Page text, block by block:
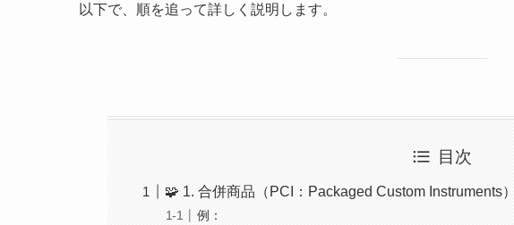
以下で、順を追って詳しく説明します。
目次
🧩 1. 合併商品（PCI：Packaged Custom Instruments
例：